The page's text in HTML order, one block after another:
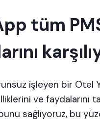
tüm
işleyen bir Otel
ve faydalarını
sağlıyoruz, bu